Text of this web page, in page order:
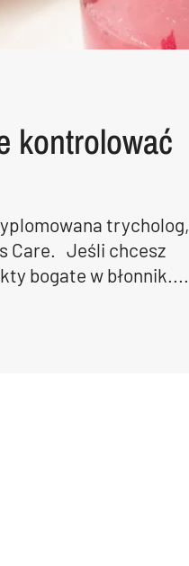
kontrolować
trycholog,
Care. Jeśli chcesz
bogate w błonnik....